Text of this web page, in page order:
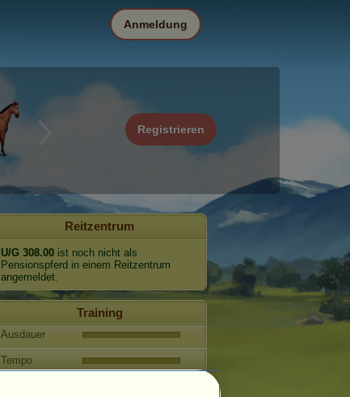
Registrieren
Anmeldung
Reitzentrum
U/G 308.00 ist noch nicht als
Pensionspferd in einem Reitzentrum
angemeldet.
Training
Ausdauer
Tempo